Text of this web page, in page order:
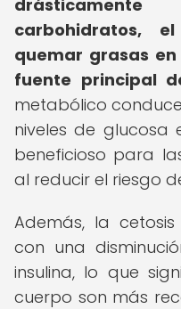
carbohidratos,
quemar grasas
fuente principal
metabólico
niveles de glucosa
beneficioso para
al reducir el riesgo
Además, la
con una
insulina, lo que
cuerpo son más